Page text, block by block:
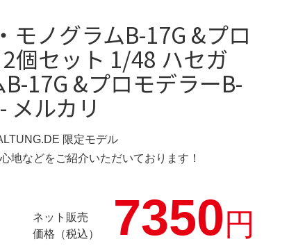
モノグラムB-17G &プロ
個セット 1/48 ハセガ
17G &プロモデラーB-
メルカリ
限定モデル
地などをご紹介いただいております！
ネット販売
価格（税込）
7350円